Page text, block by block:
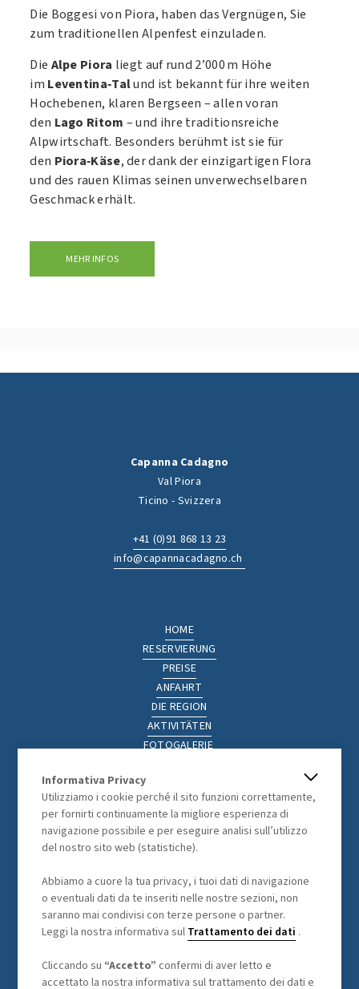
Die Boggesi von Piora, haben das Vergnügen, Sie
zum traditionellen Alpenfest einzuladen.
Die Alpe Piora liegt auf rund 2’000 m Höhe
im Leventina‑Talund ist bekannt für ihre weiten
Hochebenen, klaren Bergseen – allen voran
den Lago Ritom – und ihre traditionsreiche
Alpwirtschaft. Besonders berühmt ist sie für
den Piora‑Käse, der dank der einzigartigen Flora
und des rauen Klimas seinen unverwechselbaren
Geschmack erhält.
MEHR INFOS
Capanna Cadagno
Val Piora
Ticino - Svizzera
+41 (0)91 868 13 23
info@capannacadagno.ch
HOME
RESERVIERUNG
PREISE
ANFAHRT
DIE REGION
AKTIVITÄTEN
FOTOGALERIE
NÜTZLICHE LINKS
RECHTLICHES
ALLGEMEINEN GESCHÄFTSBEDINGUNGEN
DATENVERARBEITUNG
Informativa Privacy
Utilizziamo i cookie perché il sito funzioni correttamente,
per fornirti continuamente la migliore esperienza di
navigazione possibile e per eseguire analisi sull’utilizzo
del nostro sito web (statistiche).
Abbiamo a cuore la tua privacy, i tuoi dati di navigazione
o eventuali dati da te inseriti nelle nostre sezioni, non
saranno mai condivisi con terze persone o partner.
Leggi la nostra informativa sul Trattamento dei dati .
Cliccando su “Accetto” confermi di aver letto e
accettato la nostra informativa sul trattamento dei dati e